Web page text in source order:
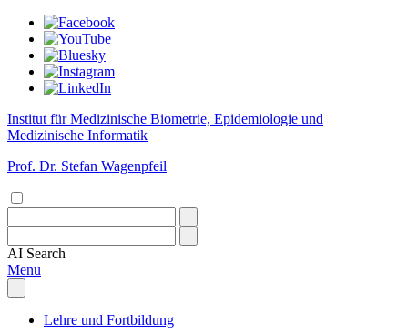
Institut für Medizinische Biometrie, Epidemiologie und
Medizinische Informatik
Prof. Dr. Stefan Wagenpfeil
AI Search
Menu
Lehre und Fortbildung